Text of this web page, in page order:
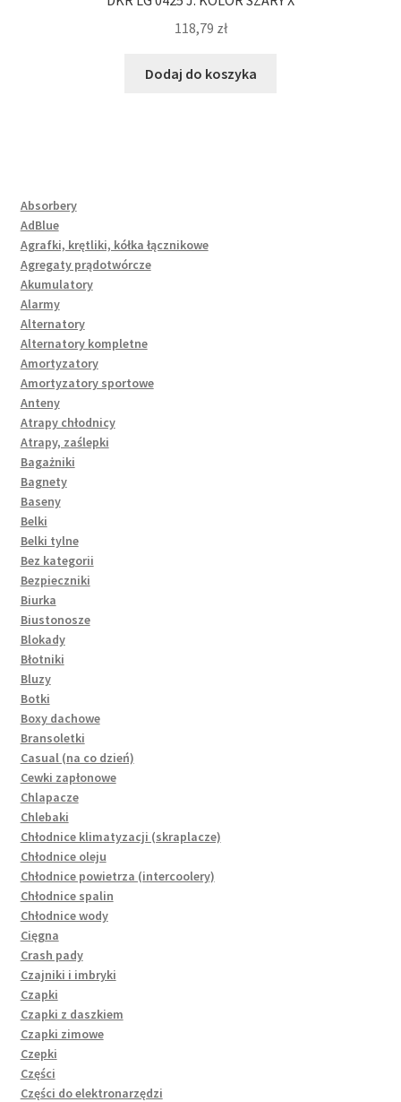
118,79 zł
Dodaj do koszyka
Absorbery
AdBlue
Agrafki, krętliki, kółka łącznikowe
Agregaty prądotwórcze
Akumulatory
Alarmy
Alternatory
Alternatory kompletne
Amortyzatory
Amortyzatory sportowe
Anteny
Atrapy chłodnicy
Atrapy, zaślepki
Bagażniki
Bagnety
Baseny
Belki
Belki tylne
Bez kategorii
Bezpieczniki
Biurka
Biustonosze
Blokady
Błotniki
Bluzy
Botki
Boxy dachowe
Bransoletki
Casual (na co dzień)
Cewki zapłonowe
Chlapacze
Chlebaki
Chłodnice klimatyzacji (skraplacze)
Chłodnice oleju
Chłodnice powietrza (intercoolery)
Chłodnice spalin
Chłodnice wody
Cięgna
Crash pady
Czajniki i imbryki
Czapki
Czapki z daszkiem
Czapki zimowe
Czepki
Części
Części do elektronarzędzi